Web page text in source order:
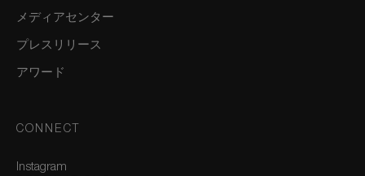
メディアセンター
プレスリリース
アワード
CONNECT
Instagram